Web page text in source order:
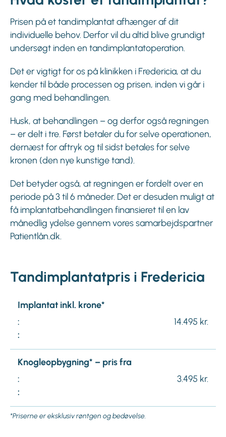
Prisen på et tandimplantat afhænger af dit
individuelle behov. Derfor vil du altid blive grundigt
undersøgt inden en tandimplantatoperation.
Det er vigtigt for os på klinikken i Fredericia, at du
kender til både processen og prisen, inden vi går i
gang med behandlingen.
Husk, at behandlingen – og derfor også regningen
– er delt i tre. Først betaler du for selve operationen,
dernæst for aftryk og til sidst betales for selve
kronen (den nye kunstige tand).
Det betyder også, at regningen er fordelt over en
periode på 3 til 6 måneder. Det er desuden muligt at
få implantatbehandlingen finansieret til en lav
månedlig ydelse gennem vores samarbejdspartner
Patientlån.dk.
Tandimplantatpris i Fredericia
Implantat inkl. krone*
:
14.495 kr.
:
Knogleopbygning* – pris fra
:
3.495 kr.
:
*Priserne er eksklusiv røntgen og bedøvelse.